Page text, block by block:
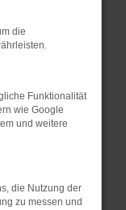
einem
und dein
Stand
die
Funktionalität
wie Google
und weitere
die Nutzung der
zu messen und